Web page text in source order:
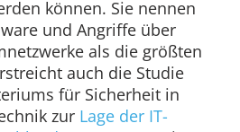
können. Sie nennen
und Angriffe über
als die größten
auch die Studie
für Sicherheit in
zur Lage der IT-